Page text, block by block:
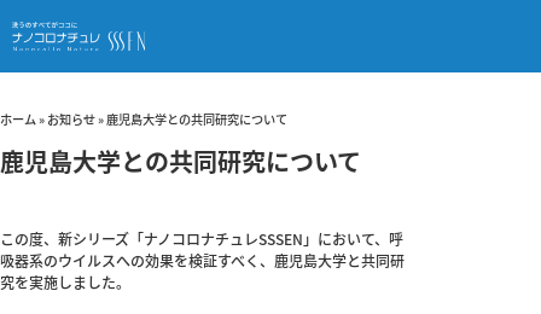
ホーム» お知らせ»鹿児島大学との共同研究について
鹿児島大学との共同研究について
この度、新シリーズ「ナノコロナチュレSSSEN」において、呼
吸器系のウイルスへの効果を検証すべく、鹿児島大学と共同研
究を実施しました。